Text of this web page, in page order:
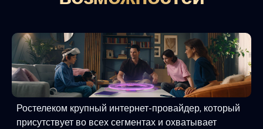
Ростелеком крупный интернет-провайдер, который
присутствует во всех сегментах и охватывает